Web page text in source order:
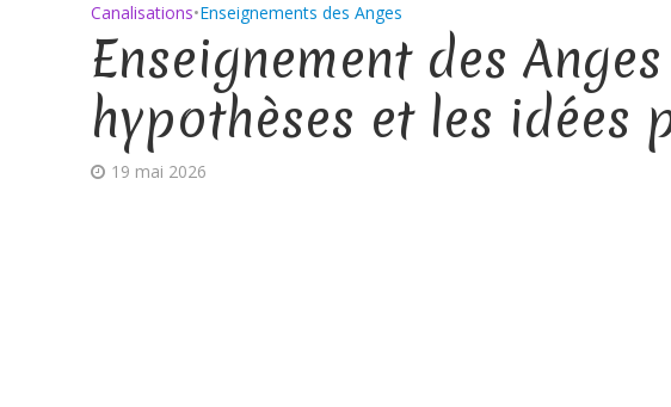
Canalisations•Enseignements des Anges
Enseignement des
hypothèses et les idées
19 mai 2026